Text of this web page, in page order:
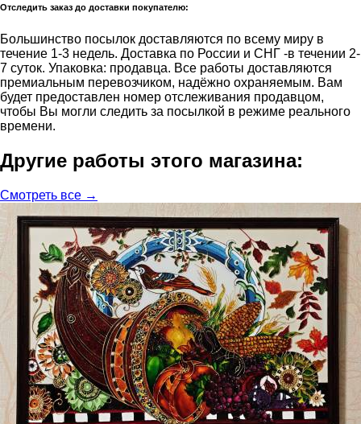
Отследить заказ до доставки покупателю:
Большинство посылок доставляются по всему миру в
течение 1-3 недель. Доставка по России и СНГ -в течении 2-
7 суток. Упаковка: продавца. Все работы доставляются
премиальным перевозчиком, надёжно охраняемым. Вам
будет предоставлен номер отслеживания продавцом,
чтобы Вы могли следить за посылкой в режиме реального
времени.
Другие работы этого магазина:
Смотреть все →